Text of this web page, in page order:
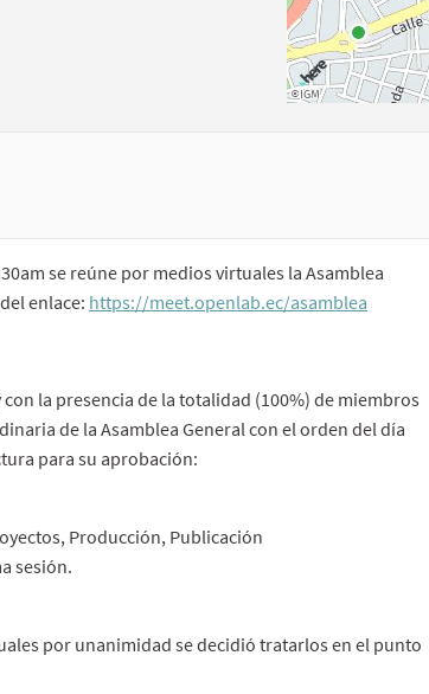
se reúne por medios virtuales la Asamblea
enlace: https://meet.openlab.ec/asamblea
la presencia de la totalidad (100%) de miembros
de la Asamblea General con el orden del día
para su aprobación:
Producción, Publicación
sesión.
por unanimidad se decidió tratarlos en el punto